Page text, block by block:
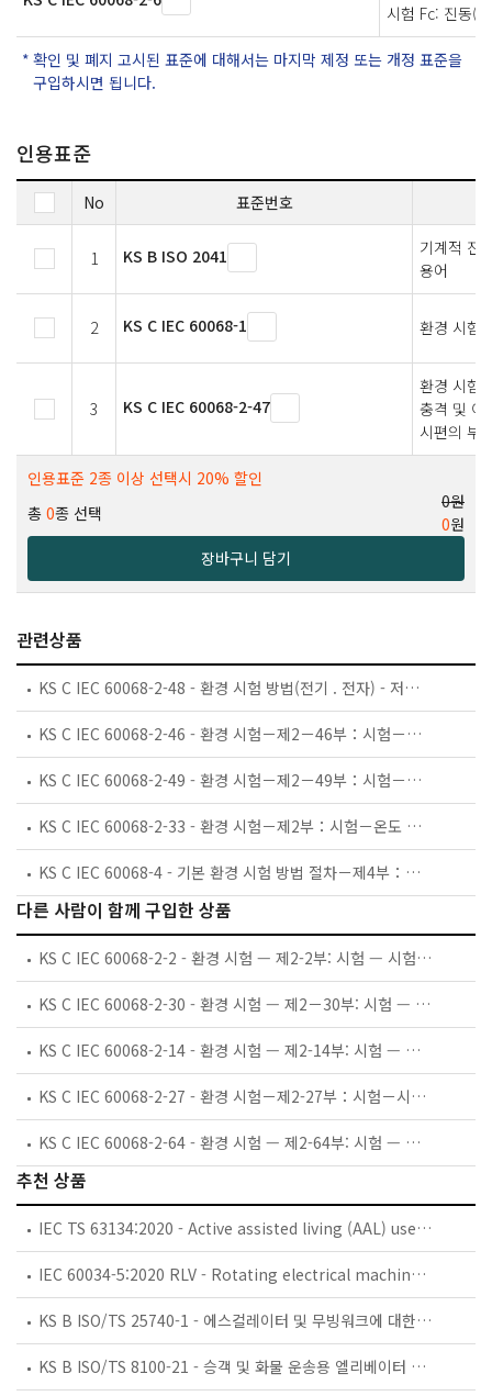
시험 Fc: 진동(
확인 및 폐지 고시된 표준에 대해서는 마지막 제정 또는 개정 표준을
구입하시면 됩니다.
인용표준
No 표준번호
1 KS B ISO 2041
기계적 진
용어
2 KS C IEC 60068-1 환경 시험
3 KS C IEC 60068-2-47
환경 시험
충격 및 이
시편의 부
인용표준 2종 이상 선택시 20% 할인
총 0종 선택
0원
0원
장바구니 담기
관련상품
KS C IEC 60068-2-48 - 환경 시험 방법(전기 . 전자) - 저장효과 시험의 적용 지침
KS C IEC 60068-2-46 - 환경 시험－제2－46부：시험－시험 Kd에 대한 지침：접점 및 접속부에 대한 황화수소 시험
KS C IEC 60068-2-49 - 환경 시험－제2－49부：시험－시험 Kc에 대한 지침：접점 및 접속부에 대한 이산화황 시험
KS C IEC 60068-2-33 - 환경 시험－제2부：시험－온도 변화 시험에 관한 지침
KS C IEC 60068-4 - 기본 환경 시험 방법 절차－제4부：규격서 작성자를 위한 정보－제4부：규격서 작성자를 위한 정보－
다른 사람이 함께 구입한 상품
KS C IEC 60068-2-2 - 환경 시험 — 제2-2부: 시험 — 시험 B: 내열성 시험
KS C IEC 60068-2-30 - 환경 시험 — 제2－30부: 시험 — 시험 Db와 지침: 내습 사이클(12 h+12 h 사이클)
KS C IEC 60068-2-14 - 환경 시험 — 제2-14부: 시험 — 시험 N: 온도 변화
KS C IEC 60068-2-27 - 환경 시험－제2-27부：시험－시험 Ea와 지침：충격 시험
KS C IEC 60068-2-64 - 환경 시험 — 제2-64부: 시험 — 시험 Fh: 광대역 불규칙 진동 시험 및 지침
추천 상품
IEC TS 63134:2020 - Active assisted living (AAL) use cases
IEC 60034-5:2020 RLV - Rotating electrical machines - Part 5: Degrees of protection provided by the integral design of rotating electrical machines (IP code) - Classification
KS B ISO/TS 25740-1 - 에스컬레이터 및 무빙워크에 대한 안전요건 — 제1부: 세계공통 필수 안전요건(GESRs)
KS B ISO/TS 8100-21 - 승객 및 화물 운송용 엘리베이터 —제21부: 세계공통 필수안전요건(GESRs)을 충족하는 세계공통 안전 파라미터(GSPs)